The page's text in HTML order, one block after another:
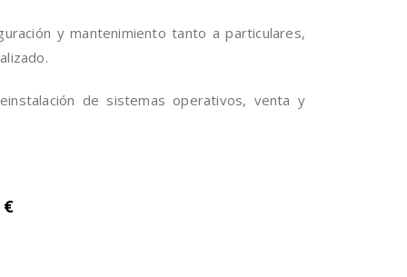
y mantenimiento tanto a particulares,
de sistemas operativos, venta y
€